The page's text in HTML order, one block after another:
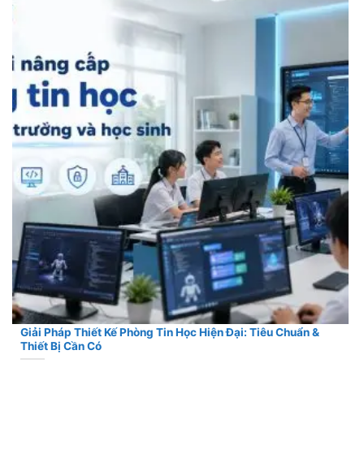
Giải Pháp Thiết Kế Phòng Tin Học Hiện Đại: Tiêu Chuẩn &
Thiết Bị Cần Có